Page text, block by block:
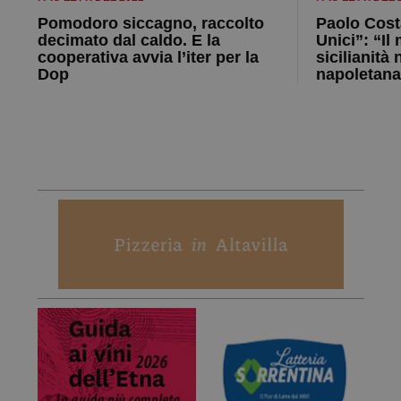
Pomodoro siccagno, raccolto
decimato dal caldo. E la
cooperativa avvia l’iter per la
Dop
Paolo
Unici”: “Il
sicilianità